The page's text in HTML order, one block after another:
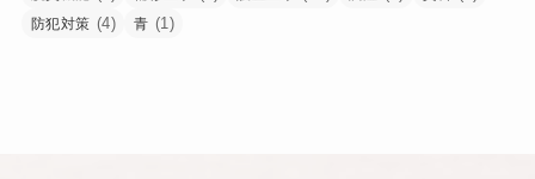
防犯対策 (4) 青 (1)